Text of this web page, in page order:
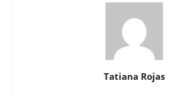
Tatiana Rojas